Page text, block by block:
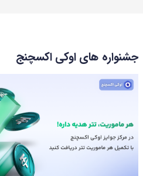
جشنواره های اوکی اکسچنج